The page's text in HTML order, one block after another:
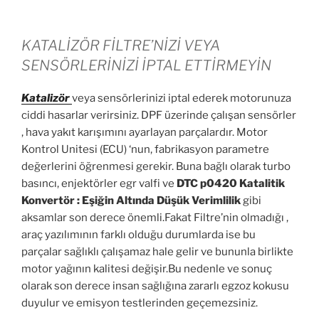
KATALİZÖR FİLTRE’NİZİ VEYA
SENSÖRLERİNİZİ İPTAL ETTİRMEYİN
Katalizörveya sensörlerinizi iptal ederek motorunuza
ciddi hasarlar verirsiniz. DPF üzerinde çalışan sensörler
, hava yakıt karışımını ayarlayan parçalardır. Motor
Kontrol Unitesi (ECU) ‘nun, fabrikasyon parametre
değerlerini öğrenmesi gerekir. Buna bağlı olarak turbo
basıncı, enjektörler egr valfi ve DTC p0420 Katalitik
Konvertör : Eşiğin Altında Düşük Verimlilikgibi
aksamlar son derece önemli.Fakat Filtre’nin olmadığı ,
araç yazılımının farklı olduğu durumlarda ise bu
parçalar sağlıklı çalışamaz hale gelir ve bununla birlikte
motor yağının kalitesi değişir.Bu nedenle ve sonuç
olarak son derece insan sağlığına zararlı egzoz kokusu
duyulur ve emisyon testlerinden geçemezsiniz.